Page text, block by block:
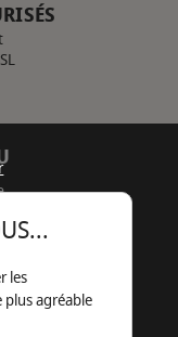
les
agréable